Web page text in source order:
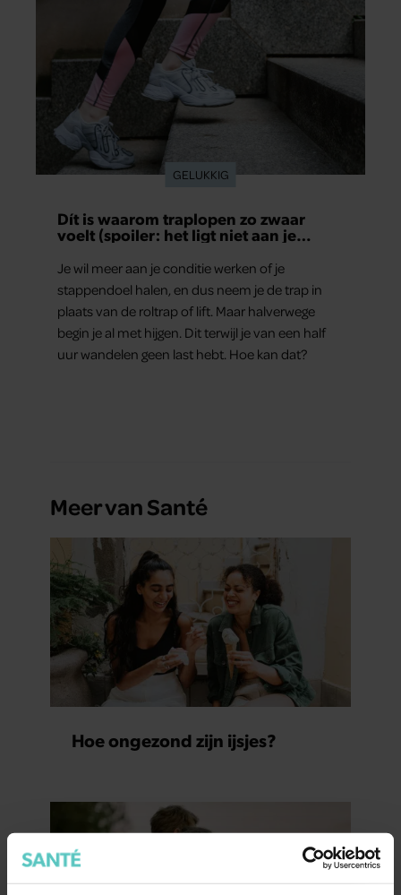
GELUKKIG
Dít is waarom traplopen zo zwaar
voelt (spoiler: het ligt niet aan je
Je wil meer aan je conditie werken of je
stappendoel halen, en dus neem je de trap in
plaats van de roltrap of lift. Maar halverwege
begin je al met hijgen. Dit terwijl je van een half
uur wandelen geen last hebt. Hoe kan dat?
Meer van Santé
Hoe ongezond zijn ijsjes?